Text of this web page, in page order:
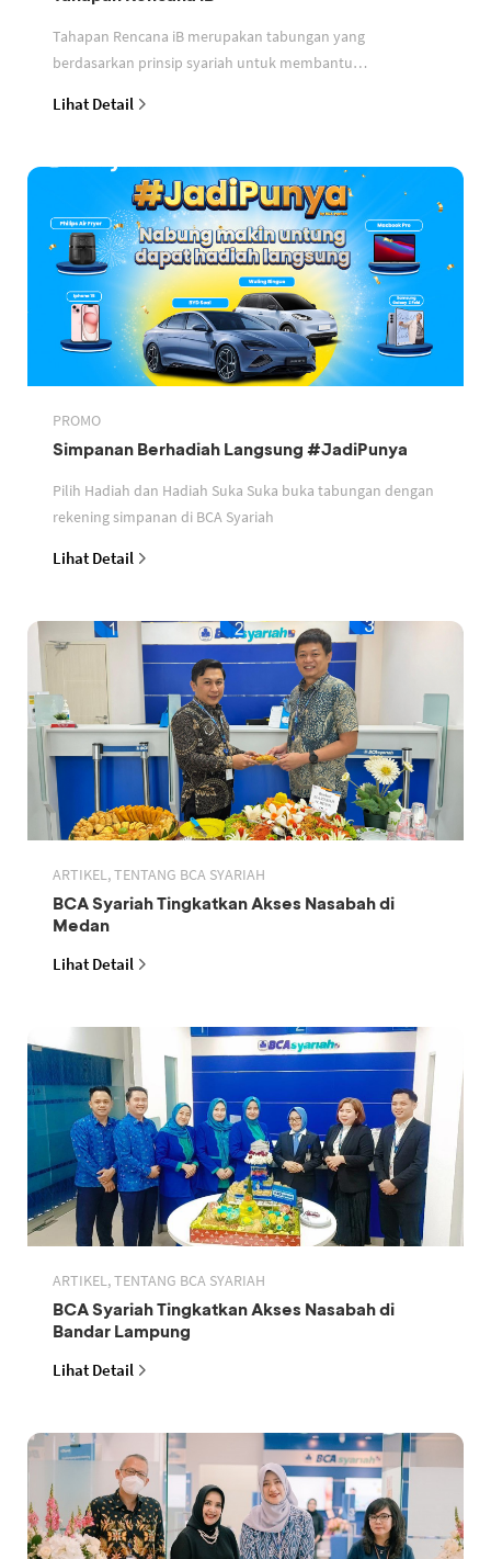
Tahapan Rencana iB merupakan tabungan yang
berdasarkan prinsip syariah untuk membantu
Lihat Detail
PROMO
Simpanan Berhadiah Langsung #JadiPunya
Pilih Hadiah dan Hadiah Suka Suka buka tabungan dengan
rekening simpanan di BCA Syariah
Lihat Detail
ARTIKEL, TENTANG BCA SYARIAH
BCA Syariah Tingkatkan Akses Nasabah di
Medan
Lihat Detail
ARTIKEL, TENTANG BCA SYARIAH
BCA Syariah Tingkatkan Akses Nasabah di
Bandar Lampung
Lihat Detail